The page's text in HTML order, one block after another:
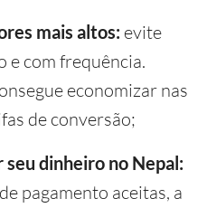
mais altos: evite
e com frequência.
economizar nas
de conversão;
seu dinheiro no Nepal:
pagamento aceitas, a